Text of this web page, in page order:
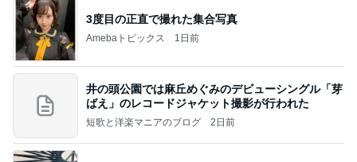
3度目の正直で撮れた集合写真
Amebaトピックス 1日前
井の頭公園では麻丘めぐみのデビューシングル「芽
ばえ」のレコードジャケット撮影が行われた
短歌と洋楽マニアのブログ 2日前